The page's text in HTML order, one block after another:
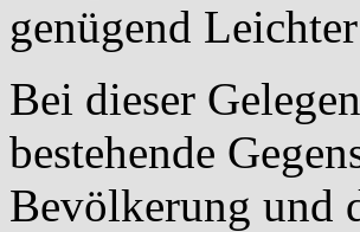
genügend
Bei dieser
bestehende
Bevölkerung und